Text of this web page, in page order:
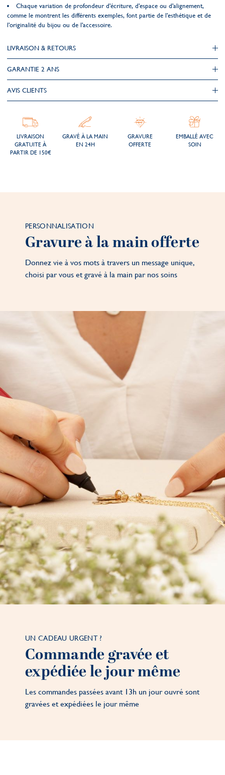
Chaque variation de profondeur d'écriture, d'espace ou d'alignement,
comme le montrent les différents exemples, font partie de l'esthétique et de
l'originalité du bijou ou de l'accessoire.
LIVRAISON & RETOURS
GARANTIE 2 ANS
AVIS CLIENTS
LIVRAISON
GRATUITE À
PARTIR DE 150€
GRAVÉ À LA MAIN
EN 24H
GRAVURE
OFFERTE
EMBALLÉ AVEC
SOIN
PERSONNALISATION
Gravure à la main offerte
Donnez vie à vos mots à travers un message unique,
choisi par vous et gravé à la main par nos soins
UN CADEAU URGENT ?
Commande gravée et
expédiée le jour même
Les commandes passées avant 13h un jour ouvré sont
gravées et expédiées le jour même